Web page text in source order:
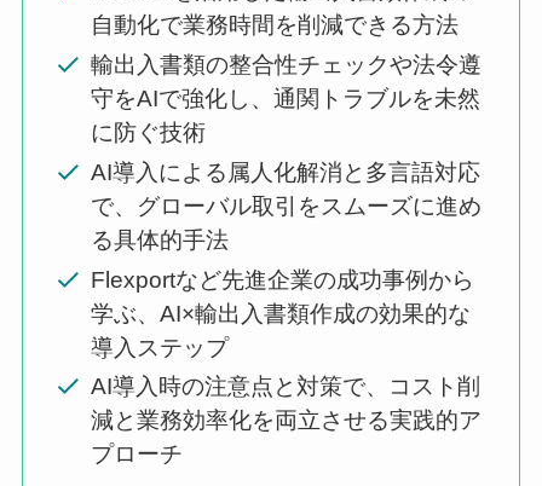
自動化で業務時間を削減できる方法
輸出入書類の整合性チェックや法令遵
守をAIで強化し、通関トラブルを未然
に防ぐ技術
AI導入による属人化解消と多言語対応
で、グローバル取引をスムーズに進め
る具体的手法
Flexportなど先進企業の成功事例から
学ぶ、AI×輸出入書類作成の効果的な
導入ステップ
AI導入時の注意点と対策で、コスト削
減と業務効率化を両立させる実践的ア
プローチ